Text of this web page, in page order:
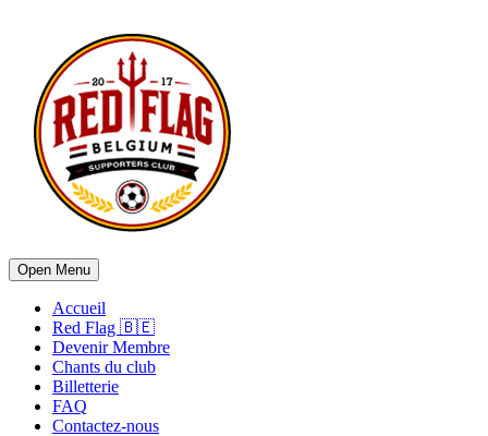
Open Menu
Accueil
Red Flag 🇧🇪
Devenir Membre
Chants du club
Billetterie
FAQ
Contactez-nous